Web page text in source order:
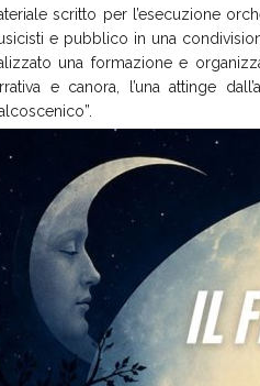
scritto per l’esecuzione
e pubblico in una
una formazione e
e canora, l’una attinge